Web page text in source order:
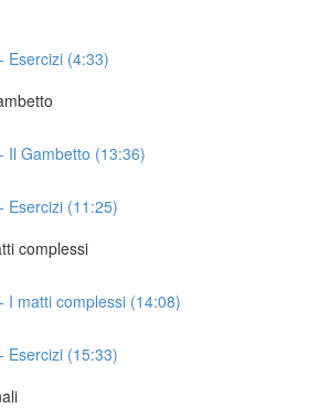
Esercizi (4:33)
Il Gambetto (13:36)
Esercizi (11:25)
complessi
I matti complessi (14:08)
Esercizi (15:33)